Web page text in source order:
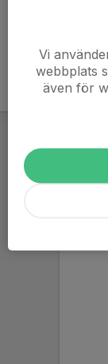
Vi
webbplats
även för